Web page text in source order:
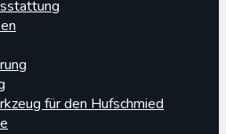
für den Hufschmied